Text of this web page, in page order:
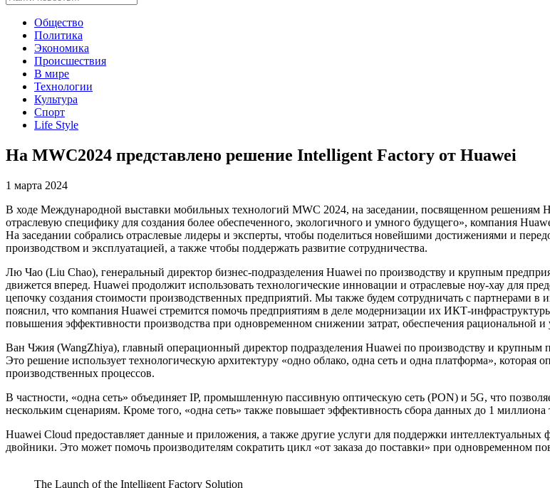
Общество
Политика
Экономика
Происшествия
В мире
Технологии
Культура
Спорт
Life Style
На MWC2024 представлено решение Intelligent Factory от Huawei
1 марта 2024
В ходе Международной выставки мобильных технологий MWC 2024, на заседании, посвященном решениям
отраслевую специфику для создания более обеспеченного, экологичного и умного будущего», компания
На заседании собрались отраслевые лидеры и эксперты, чтобы поделиться новейшими достижениями и
производством и эксплуатацией, а также чтобы поддержать развитие сотрудничества.
Лю Чао (Liu Chao), генеральный директор бизнес-подразделения Huawei по производству и крупным
движется вперед. Huawei продолжит использовать технологические инновации и отраслевые ноу-хау для
цепочку создания стоимости производственных предприятий. Мы также будем сотрудничать с партнерами
пояснил, что компания Huawei стремится помочь предприятиям в деле модернизации их ИКТ-
повышения эффективности производства при одновременном снижении затрат, обеспечения рациональной и
Ван Чжия (WangZhiya), главный операционный директор подразделения Huawei по производству и крупным
Это решение использует технологическую архитектуру «одно облако, одна сеть и одна платформа»,
производственных процессов.
В частности, «одна сеть» объединяет IP, промышленную пассивную оптическую сеть (PON) и 5G, что
нескольким сценариям. Кроме того, «одна сеть» также повышает эффективность сбора данных до 1 миллиона
Huawei Cloud предоставляет данные и приложения, а также другие услуги для поддержки
двойники. Это может помочь производителям сократить цикл «от заказа до поставки» при одновременном
The Launch of the Intelligent Factory Solution